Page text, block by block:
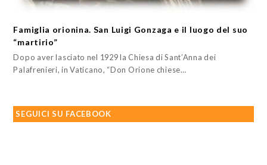
Famiglia orionina. San Luigi Gonzaga e il luogo del suo
“martirio”
Dopo aver lasciato nel 1929 la Chiesa di Sant’Anna dei
Palafrenieri, in Vaticano, “Don Orione chiese…
SEGUICI SU FACEBOOK